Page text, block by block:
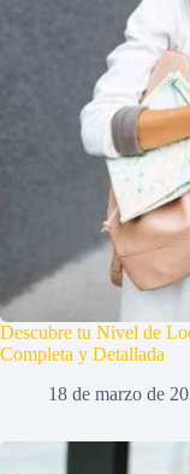
Descubre tu Nivel de
Completa y Detallada
18 de marzo de